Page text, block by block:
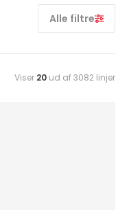
Alle filtre
Viser 20 ud af 3082 linjer